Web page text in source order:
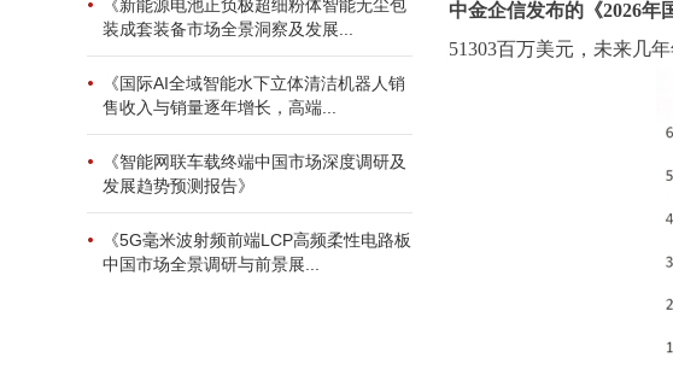
《新能源电池正负极超细粉体智能无尘包
装成套装备市场全景洞察及发展...
《国际AI全域智能水下立体清洁机器人销
售收入与销量逐年增长，高端...
《智能网联车载终端中国市场深度调研及
发展趋势预测报告》
《5G毫米波射频前端LCP高频柔性电路板
中国市场全景调研与前景展...
中金企信发布的《2026年
51303百万美元，未来几